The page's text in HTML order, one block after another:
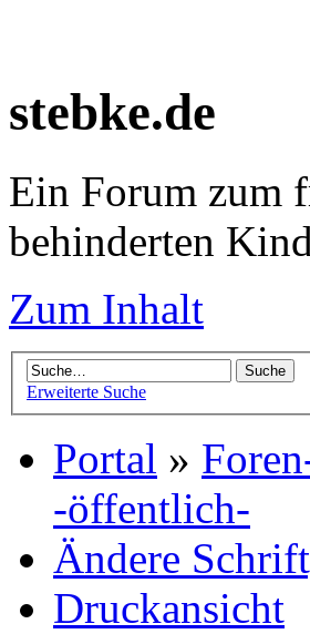
stebke.de
Ein Forum zum
behinderten
Zum Inhalt
Erweiterte Suche
Portal »
-öffentlich-
Ändere
Druckansicht